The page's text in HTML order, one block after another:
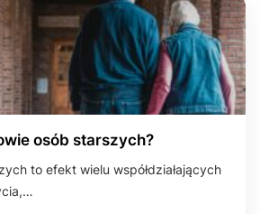
osób starszych?
to efekt wielu współdziałających